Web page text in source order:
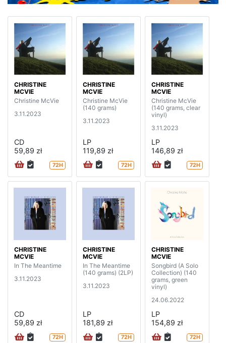
CHRISTINE
MCVIE
Christine McVie
3.11.2023
CD
59,89 zł
72H
CHRISTINE
MCVIE
Christine McVie
(140 grams)
3.11.2023
LP
119,89 zł
72H
CHRISTINE
MCVIE
Christine McVie
(140 grams, clear
vinyl)
3.11.2023
LP
146,89 zł
72H
CHRISTINE
MCVIE
In The Meantime
3.11.2023
CD
59,89 zł
72H
CHRISTINE
MCVIE
In The Meantime
(140 grams) (2LP)
3.11.2023
LP
181,89 zł
72H
CHRISTINE
MCVIE
Songbird (A Solo
Collection) (140
grams, green
vinyl)
24.06.2022
LP
154,89 zł
72H